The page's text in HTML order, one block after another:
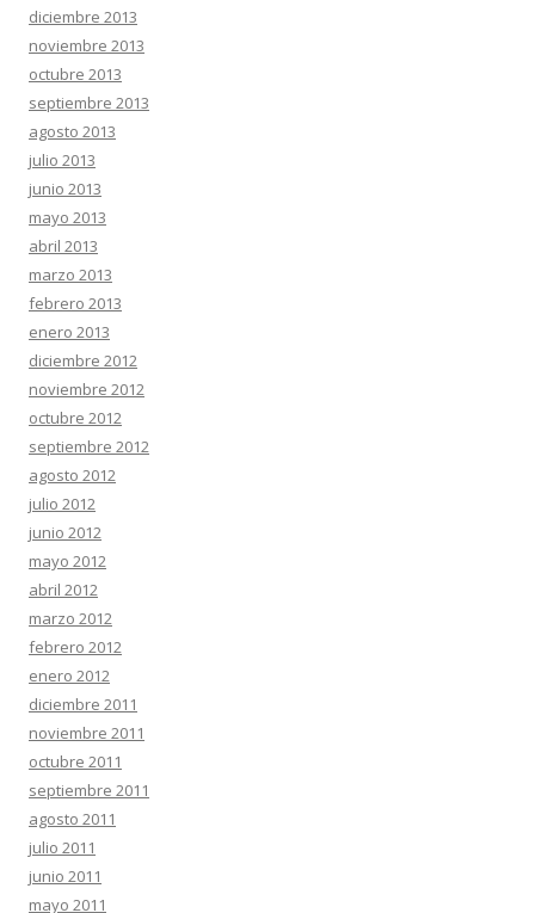
diciembre 2013
noviembre 2013
octubre 2013
septiembre 2013
agosto 2013
julio 2013
junio 2013
mayo 2013
abril 2013
marzo 2013
febrero 2013
enero 2013
diciembre 2012
noviembre 2012
octubre 2012
septiembre 2012
agosto 2012
julio 2012
junio 2012
mayo 2012
abril 2012
marzo 2012
febrero 2012
enero 2012
diciembre 2011
noviembre 2011
octubre 2011
septiembre 2011
agosto 2011
julio 2011
junio 2011
mayo 2011